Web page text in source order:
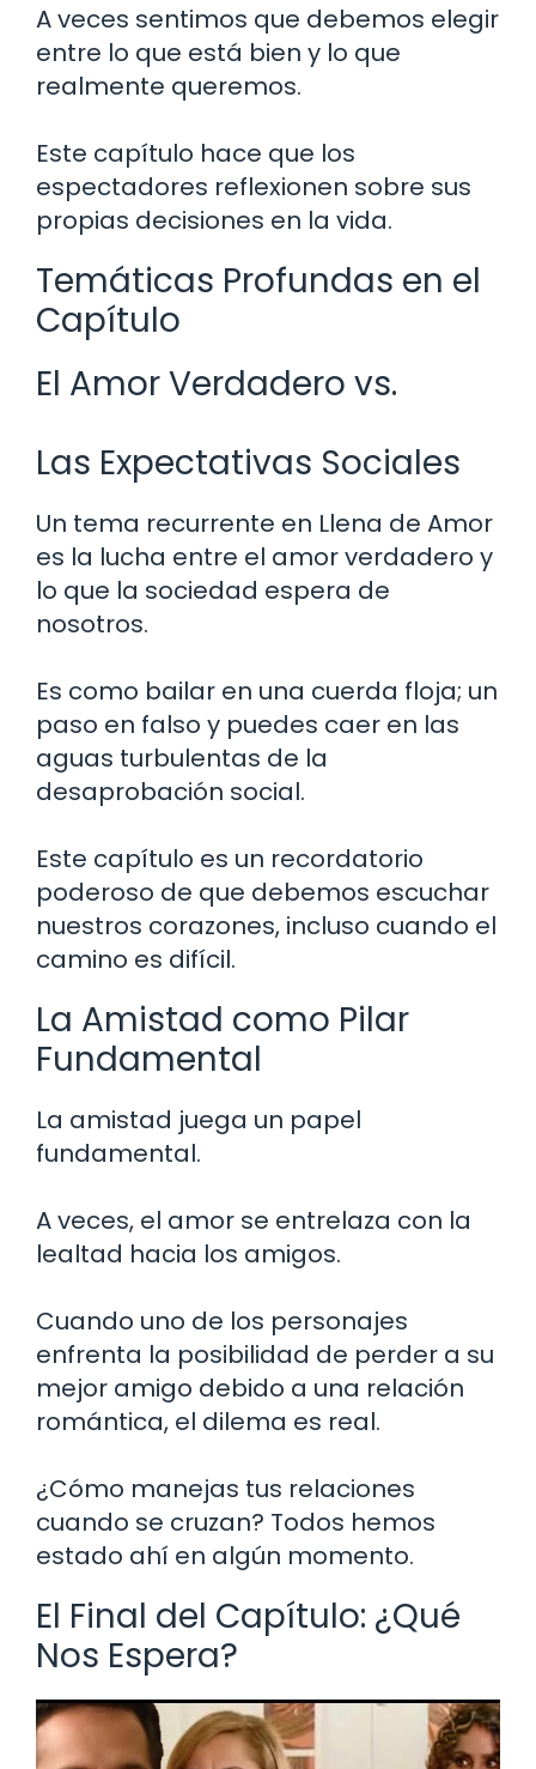
A veces sentimos que debemos elegir
entre lo que está bien y lo que
realmente queremos.
Este capítulo hace que los
espectadores reflexionen sobre sus
propias decisiones en la vida.
Temáticas Profundas en el
Capítulo
El Amor Verdadero vs.
Las Expectativas Sociales
Un tema recurrente en Llena de Amor
es la lucha entre el amor verdadero y
lo que la sociedad espera de
nosotros.
Es como bailar en una cuerda floja; un
paso en falso y puedes caer en las
aguas turbulentas de la
desaprobación social.
Este capítulo es un recordatorio
poderoso de que debemos escuchar
nuestros corazones, incluso cuando el
camino es difícil.
La Amistad como Pilar
Fundamental
La amistad juega un papel
fundamental.
A veces, el amor se entrelaza con la
lealtad hacia los amigos.
Cuando uno de los personajes
enfrenta la posibilidad de perder a su
mejor amigo debido a una relación
romántica, el dilema es real.
¿Cómo manejas tus relaciones
cuando se cruzan? Todos hemos
estado ahí en algún momento.
El Final del Capítulo: ¿Qué
Nos Espera?